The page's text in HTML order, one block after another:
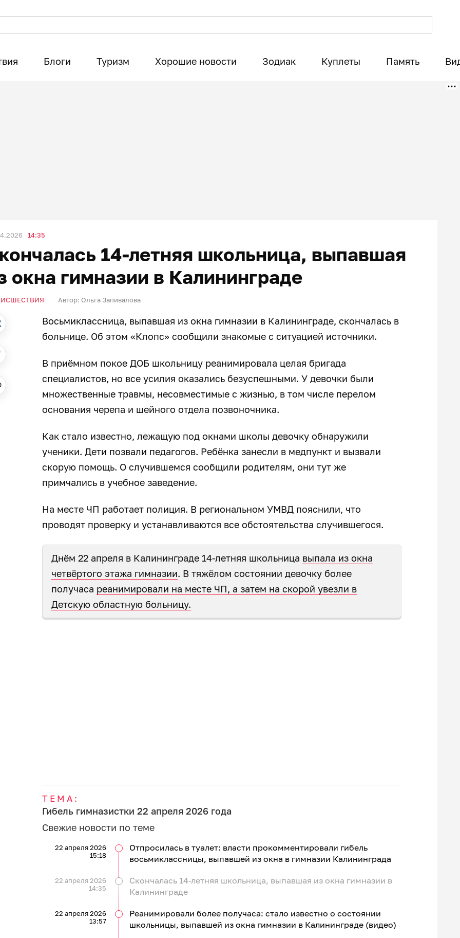
Блоги Туризм Хорошие новости Зодиак Куплеты Память
14:35
14-летняя школьница, выпавшая
окна гимназии в Калининграде
Автор: Ольга Запивалова
Восьмиклассница, выпавшая из окна гимназии в Калининграде, скончалась в
больнице. Об этом «Клопс» сообщили знакомые с ситуацией источники.
В приёмном покое ДОБ школьницу реанимировала целая бригада
специалистов, но все усилия оказались безуспешными. У девочки были
множественные травмы, несовместимые с жизнью, в том числе перелом
основания черепа и шейного отдела позвоночника.
Как стало известно, лежащую под окнами школы девочку обнаружили
ученики. Дети позвали педагогов. Ребёнка занесли в медпункт и вызвали
скорую помощь. О случившемся сообщили родителям, они тут же
примчались в учебное заведение.
На месте ЧП работает полиция. В региональном УМВД пояснили, что
проводят проверку и устанавливаются все обстоятельства случившегося.
Днём 22 апреля в Калининграде 14-летняя школьница выпала из окна
четвёртого этажа гимназии. В тяжёлом состоянии девочку более
получаса реанимировали на месте ЧП, а затем на скорой увезли в
Детскую областную больницу.
ТЕМА:
Гибель гимназистки 22 апреля 2026 года
Свежие новости по теме
Отпросилась в туалет: власти прокомментировали гибель
восьмиклассницы, выпавшей из окна в гимназии Калининграда
22 апреля 2026
15:18
Скончалась 14-летняя школьница, выпавшая из окна гимназии в
Калининграде
22 апреля 2026
14:35
Реанимировали более получаса: стало известно о состоянии
школьницы, выпавшей из окна гимназии в Калининграде (видео)
22 апреля 2026
13:57